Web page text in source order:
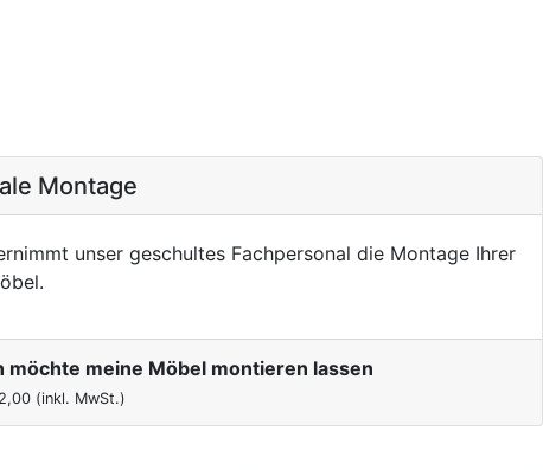
Montage
unser geschultes Fachpersonal die Montage Ihrer
möchte meine Möbel montieren lassen
(inkl. MwSt.)